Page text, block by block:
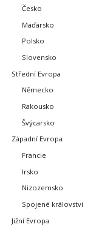
Česko
Maďarsko
Polsko
Slovensko
Střední Evropa
Německo
Rakousko
Švýcarsko
Západní Evropa
Francie
Irsko
Nizozemsko
Spojené království
Jižní Evropa